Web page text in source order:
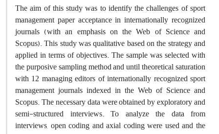
The aim of this study was to identify the challenges of sport
management paper acceptance in internationally recognized
journals (with an emphasis on the Web of Science and
Scopus). This study was qualitative based on the strategy and
applied in terms of objectives. The sample was selected with
the purposive sampling method and until theoretical saturation
with 12 managing editors of internationally recognized sport
management journals indexed in the Web of Science and
Scopus. The necessary data were obtained by exploratory and
semi-structured interviews. To analyze the data from
interviews, open coding and axial coding were used and the